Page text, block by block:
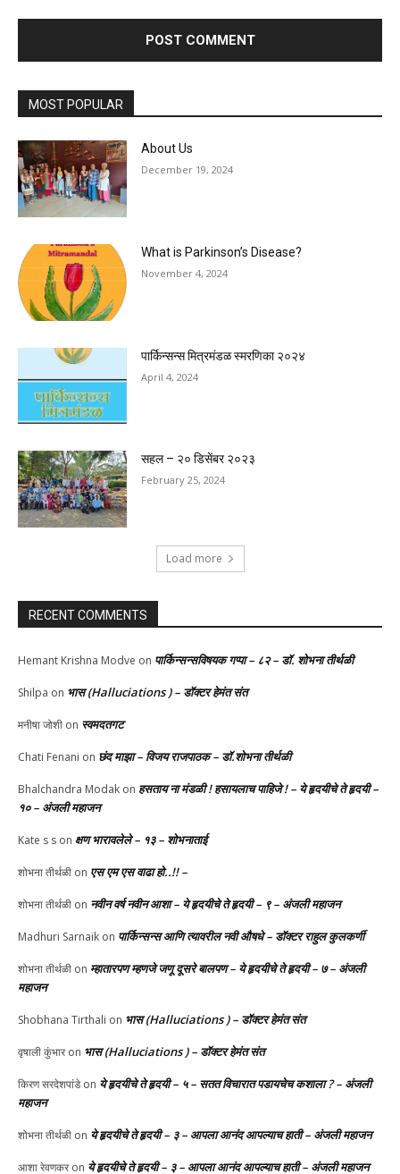
MOST POPULAR
About Us
December 19, 2024
What is Parkinson’s Disease?
November 4, 2024
पार्किन्सन्स मित्रमंडळ स्मरणिका २०२४
April 4, 2024
सहल – २० डिसेंबर २०२३
February 25, 2024
Load more
RECENT COMMENTS
Hemant Krishna Modve on पार्किन्सन्सविषयक गप्पा – ८२ – डॉ. शोभना तीर्थळी
Shilpa on भास (Halluciations ) – डॉक्टर हेमंत संत
मनीषा जोशी on स्वमदतगट
Chati Fenani on छंद माझा – विजय राजपाठक – डॉ.शोभना तीर्थळी
Bhalchandra Modak on हसताय ना मंडळी‌ ! हसायलाच पाहिजे ! – ये हृदयीचे ते हृदयी –
१० – अंजली महाजन
Kate s s on क्षण भारावलेले – १३ – शोभनाताई
शोभना तीर्थळी on एस एम एस वाढा हो..!! –
शोभना तीर्थळी on नवीन वर्ष नवीन आशा – ये हृदयीचे ते हृदयी – ९ – अंजली महाजन
Madhuri Sarnaik on पार्किन्सन्स आणि त्यावरील नवी औषधे – डॉक्टर राहुल कुलकर्णी
शोभना तीर्थळी on म्हातारपण म्हणजे जणू दूसरे बालपण – ये हृदयीचे ते हृदयी – ७ – अंजली
महाजन
Shobhana Tirthali on भास (Halluciations ) – डॉक्टर हेमंत संत
वृषाली कुंभारon भास (Halluciations ) – डॉक्टर हेमंत संत
किरण सरदेशपांडेon ये हृदयीचे ते हृदयी – ५ – सतत विचारात पडायचेच कशाला ? – अंजली
महाजन
शोभना तीर्थळी on ये हृदयीचे ते हृदयी – ३ – आपला आनंद आपल्याच हाती – अंजली महाजन
आशा रेवणकरon ये हृदयीचे ते हृदयी – ३ – आपला आनंद आपल्याच हाती – अंजली महाजन